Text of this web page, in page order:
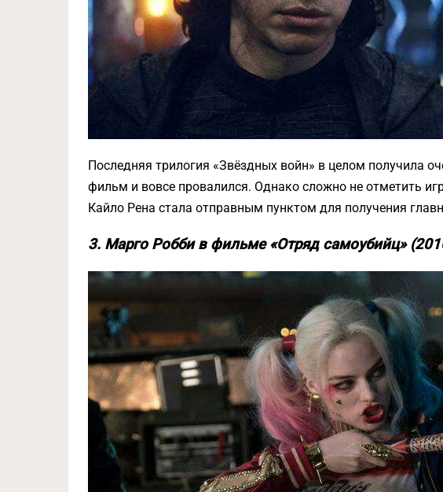
Последняя трилогия «Звёздных войн» в целом получила
фильм и вовсе провалился. Однако сложно не отметить
Кайло Рена стала отправным пунктом для получения
3. Марго Робби в фильме «Отряд самоубийц»